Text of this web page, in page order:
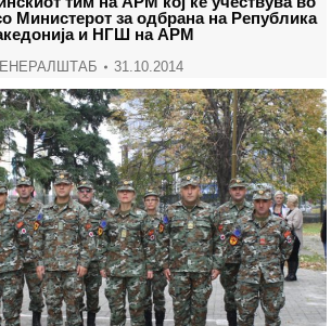
Министерот за одбрана на Република
и НГШ на АРМ
31.10.2014